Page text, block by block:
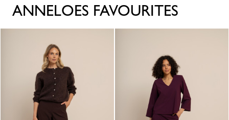
ANNELOES FAVOURITES